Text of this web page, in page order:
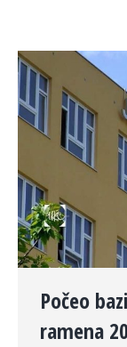
Počeo
ramena